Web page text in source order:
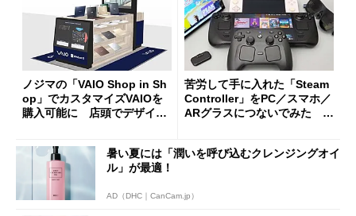
ノジマの「VAIO Shop in Sh
op」でカスタマイズVAIOを
購入可能に 店頭でデザイン
苦労して手に入れた「Steam
Controller」をPC／スマホ／
ARグラスにつないでみた ゲ
暑い夏には「潤いを呼び込むクレンジングオイ
ル」が最適！
AD（DHC｜CanCam.jp）